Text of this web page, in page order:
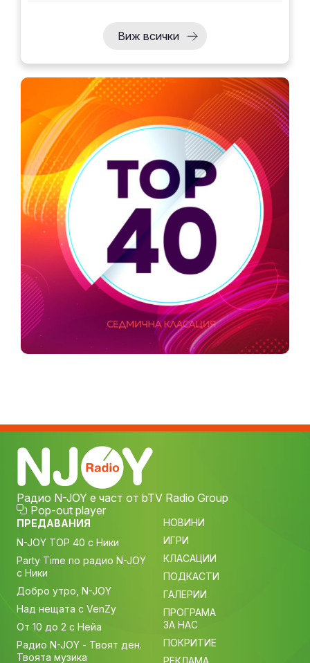
Виж всички
Радио N-JOY е част от bTV Radio Group
Pop-out player
ПРЕДАВАНИЯ
N-JOY TOP 40 с Ники
Party Time по радио N-JOY
с Ники
Добро утро, N-JOY
Над нещата с VenZy
От 10 до 2 с Нейа
Радио N-JOY - Твоят ден.
Твоята музика
НОВИНИ
ИГРИ
КЛАСАЦИИ
ПОДКАСТИ
ГАЛЕРИИ
ПРОГРАМА
ЗА НАС
ПОКРИТИЕ
РЕКЛАМА